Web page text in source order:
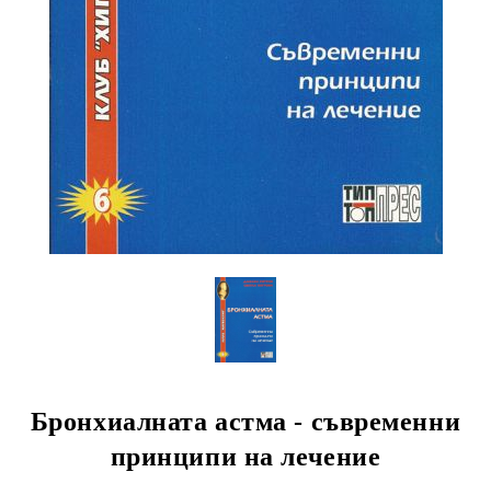
Бронхиалната астма - съвременни
принципи на лечение